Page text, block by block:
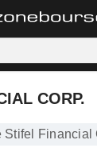
CORP.
Financial